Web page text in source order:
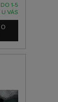
1-5
VÁS